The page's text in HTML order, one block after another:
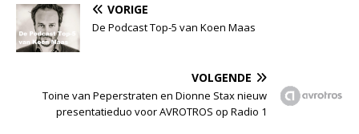
VORIGE
De Podcast Top-5 van Koen Maas
VOLGENDE
Toine van Peperstraten en Dionne Stax nieuw
presentatieduo voor AVROTROS op Radio 1